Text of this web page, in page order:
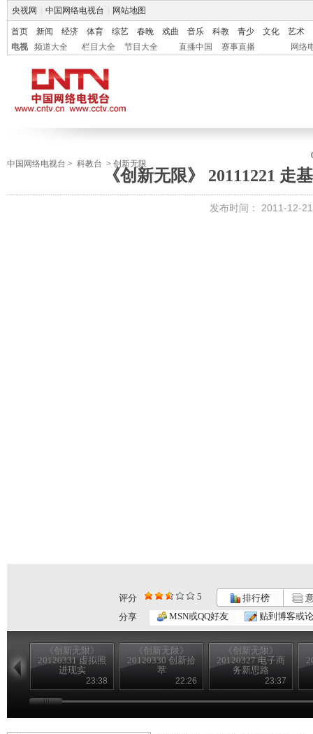
央视网 中国网络电视台 网站地图
首页 新闻 经济 体育 综艺 春晚 戏曲 音乐 科教 青少 文化
艺术
电视
频道大全 栏目大全 节目大全 直播中国 赛事直播 网络
中国网络电视台 > 科教台 > 创新无限
《创新无限》 20111221
发布时间： 2011-12-
评分 5 排行榜
分享
MSN或QQ好友 贴到博客或
《创新无限》
20120331 虚拟照
进现实
23:38
《创新无限》
20120330 创新拾
萃
22:26
《创新无限》
20120327 电子商
务新思路
23:37